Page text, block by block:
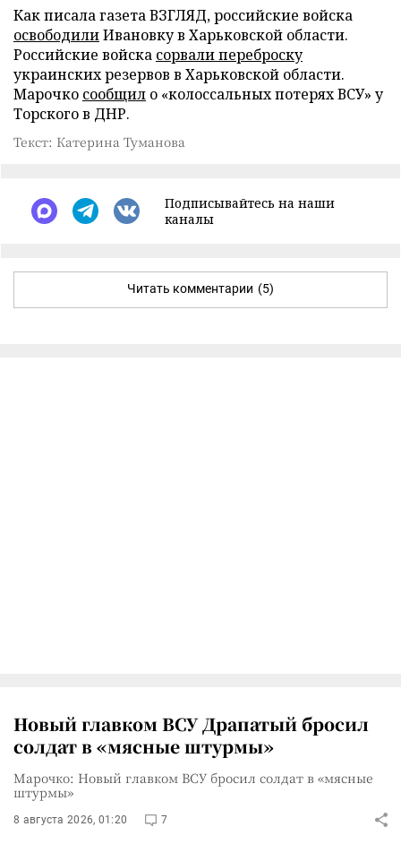
Как писала газета ВЗГЛЯД, российские войска
освободилиИвановку в Харьковской области.
Российские войска сорвали переброску
украинских резервов в Харьковской области.
Марочко сообщил о «колоссальных потерях ВСУ» у
Торского в ДНР.
Текст: Катерина Туманова
Подписывайтесь на наши
каналы
Читать комментарии (5)
Новый главком ВСУ Драпатый бросил
солдат в «мясные штурмы»
Марочко: Новый главком ВСУ бросил солдат в «мясные
штурмы»
8 августа 2026, 01:20 7